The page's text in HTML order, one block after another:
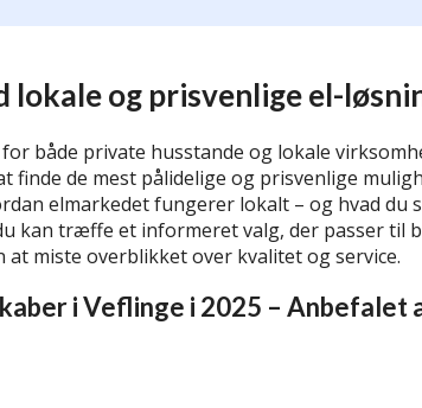
lokale og prisvenlige el-
både private husstande og lokale
finde de mest pålidelige og prisvenlige
elmarkedet fungerer lokalt – og hvad
kan træffe et informeret valg, der passer
miste overblikket over kvalitet og service.
i Veflinge i 2025 – Anbefalet